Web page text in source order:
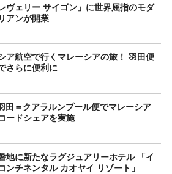
ヴェリー サイゴン」に世界屈指のモダ
アンが開業
ア航空で行くマレーシアの旅！ 羽田便
さらに便利に
田＝クアラルンプール便でマレーシア
ードシェアを実施
地に新たなラグジュアリーホテル 「イ
ンチネンタル カオヤイ リゾート」